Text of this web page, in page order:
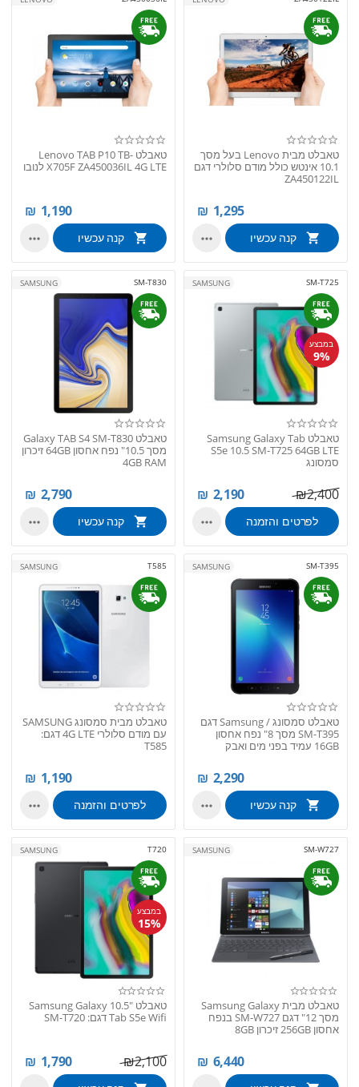
טאבלט מבית Lenovo בעל מסך
10.1 אינטש כולל מודם סלולרי דגם
ZA450122IL
1,295
₪
קנה עכשיו 
טאבלט Lenovo TAB P10 TB-
X705F ZA450036IL 4G LTE לנובו
1,190
₪
קנה עכשיו 
SM-T725
במבצע
9%
SAMSUNG
טאבלט Samsung Galaxy Tab
S5e 10.5 SM-T725 64GB LTE
סמסונג
2,400
₪
2,190
₪
לפרטים והזמנה 
SM-T830
SAMSUNG
טאבלט Galaxy TAB S4 SM-T830
מסך 10.5" נפח אחסון 64GB זיכרון
4GB RAM
2,790
₪
קנה עכשיו 
SM-T395
SAMSUNG
טאבלט סמסונג / Samsung דגם
SM-T395 מסך 8" נפח אחסון
16GB עמיד בפני מים ואבק
2,290
₪
קנה עכשיו 
T585
SAMSUNG
טאבלט מבית סמסונג SAMSUNG
עם מודם סלולרי 4G LTE דגם:
T585
1,190
₪
לפרטים והזמנה 
SM-W727
SAMSUNG
טאבלט מבית Samsung Galaxy
מסך 12" דגם SM-W727 בנפח
אחסון 256GB זיכרון 8GB
6,440
₪
T720
במבצע
15%
SAMSUNG
טאבלט "10.5 Samsung Galaxy
Tab S5e Wifi דגם: SM-T720
2,100
₪
1,790
₪